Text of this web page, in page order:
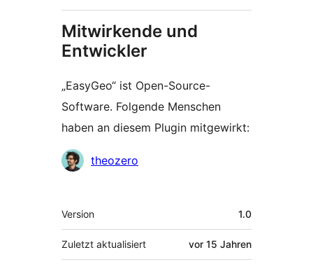
Mitwirkende und
Entwickler
„EasyGeo“ ist Open-Source-
Software. Folgende Menschen
haben an diesem Plugin mitgewirkt:
Mitwirkende
theozero
Meta
Version 1.0
Zuletzt aktualisiert vor 15 Jahren